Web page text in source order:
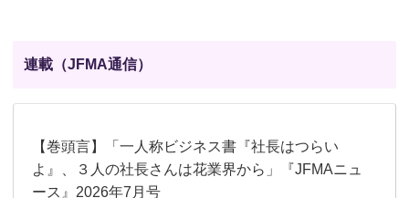
連載（JFMA通信）
【巻頭言】「一人称ビジネス書『社長はつらい
よ』、３人の社長さんは花業界から」『JFMAニュ
ース』2026年7月号